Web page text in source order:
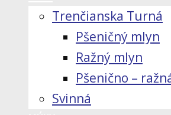
Trenčianska Turná
Pšeničný mlyn
Ražný mlyn
Pšenično –
Svinná